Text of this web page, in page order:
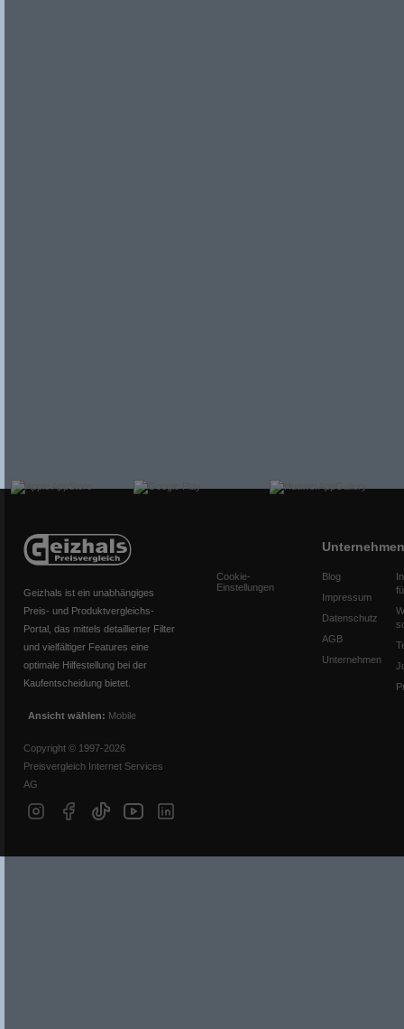
Geizhals ist ein unabhängiges
Preis- und Produktvergleichs-
Portal, das mittels detaillierter Filter
und vielfältiger Features eine
optimale Hilfestellung bei der
Kaufentscheidung bietet.
Ansicht wählen: Mobile
Copyright © 1997-2026
Preisvergleich Internet Services
AG
Cookie-
Einstellungen
Unternehmen
Blog
Impressum
Datenschutz
AGB
Unternehmen